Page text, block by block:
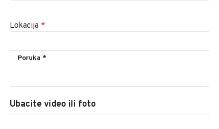
Lokacija *
Ubacite video ili foto